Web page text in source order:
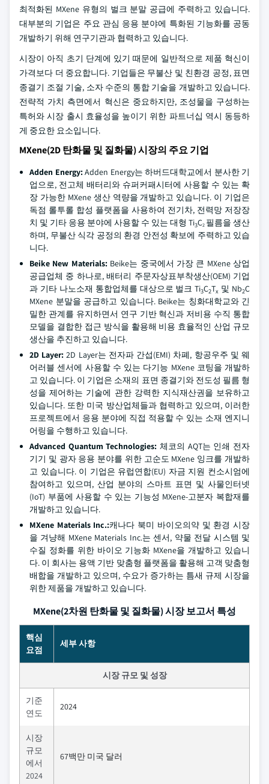
최적화된 MXene 유형의 벌크 분말 공급에 주력하고 있습니다.
대부분의 기업은 주요 관심 응용 분야에 특화된 기능화를 공동
개발하기 위해 연구기관과 협력하고 있습니다.
시장이 아직 초기 단계에 있기 때문에 일반적으로 제품 혁신이
가격보다 더 중요합니다. 기업들은 무불산 및 친환경 공정, 표면
종결기 조절 기술, 소자 수준의 통합 기술을 개발하고 있습니다.
전략적 가치 측면에서 혁신은 중요하지만, 조성물을 구성하는
특허와 시장 출시 효율성을 높이기 위한 파트너십 역시 동등하
게 중요한 요소입니다.
MXene(2D 탄화물 및 질화물) 시장의 주요 기업
Adden Energy:Adden Energy는 하버드대학교에서 분사한 기
업으로, 전고체 배터리와 슈퍼커패시터에 사용할 수 있는 확
장 가능한 MXene 생산 역량을 개발하고 있습니다. 이 기업은
독점 롤투롤 합성 플랫폼을 사용하여 전기차, 전력망 저장장
치 및 기타 응용 분야에 사용할 수 있는 대형 Ti3C2 필름을 생산
하며, 무불산 식각 공정의 환경 안전성 확보에 주력하고 있습
니다.
Beike New Materials:Beike는 중국에서 가장 큰 MXene 상업
공급업체 중 하나로, 배터리 주문자상표부착생산(OEM) 기업
과 기타 나노소재 통합업체를 대상으로 벌크 Ti3C2Tx 및 Nb2C
MXene 분말을 공급하고 있습니다. Beike는 칭화대학교와 긴
밀한 관계를 유지하면서 연구 기반 혁신과 저비용 수직 통합
모델을 결합한 접근 방식을 활용해 비용 효율적인 산업 규모
생산을 추진하고 있습니다.
2D Layer: 2D Layer는 전자파 간섭(EMI) 차폐, 항공우주 및 웨
어러블 센서에 사용할 수 있는 다기능 MXene 코팅을 개발하
고 있습니다. 이 기업은 소재의 표면 종결기와 전도성 필름 형
성을 제어하는 기술에 관한 강력한 지식재산권을 보유하고
있습니다. 또한 미국 방산업체들과 협력하고 있으며, 이러한
프로젝트에서 응용 분야에 직접 적용할 수 있는 소재 엔지니
어링을 수행하고 있습니다.
Advanced Quantum Technologies: 체코의 AQT는 인쇄 전자
기기 및 광자 응용 분야를 위한 고순도 MXene 잉크를 개발하
고 있습니다. 이 기업은 유럽연합(EU) 자금 지원 컨소시엄에
참여하고 있으며, 산업 분야의 스마트 표면 및 사물인터넷
(IoT) 부품에 사용할 수 있는 기능성 MXene-고분자 복합재를
개발하고 있습니다.
MXene Materials Inc.:캐나다 북미 바이오의약 및 환경 시장
을 겨냥해 MXene Materials Inc.는 센서, 약물 전달 시스템 및
수질 정화를 위한 바이오 기능화 MXene을 개발하고 있습니
다. 이 회사는 용액 기반 맞춤형 플랫폼을 활용해 고객 맞춤형
배합을 개발하고 있으며, 수요가 증가하는 틈새 규제 시장을
위한 제품을 개발하고 있습니다.
MXene(2차원 탄화물 및 질화물) 시장 보고서 특성
핵심
요점
세부 사항
시장 규모 및 성장
기준
연도
2024
시장
규모
에서
2024
67백만 미국 달러